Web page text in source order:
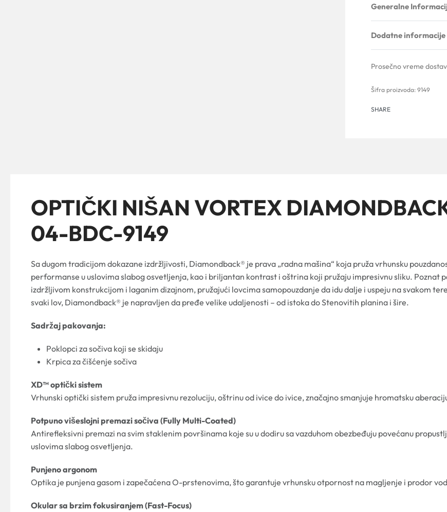
Generalne
Dodatne informacije
Prosečno vreme
9149
SHARE
OPTIČKI NIŠAN VORTEX
04-BDC-9149
Sa dugom tradicijom dokazane izdržljivosti, Diamondback® je prava „radna mašina“ koja pruža vrhunsku
performanse u uslovima slabog osvetljenja, kao i briljantan kontrast i oštrina koji pružaju impresivnu sliku. Poznat
izdržljivom konstrukcijom i laganim dizajnom, pružajući lovcima samopouzdanje da idu dalje i uspeju na svakom
svaki lov, Diamondback® je napravljen da pređe velike udaljenosti – od istoka do Stenovitih planina i šire.
Sadržaj pakovanja:
Poklopci za sočiva koji se skidaju
Krpica za čišćenje sočiva
XD™ optički sistem
Vrhunski optički sistem pruža impresivnu rezoluciju, oštrinu od ivice do ivice, značajno smanjuje hromatsku
Potpuno višeslojni premazi sočiva (Fully Multi-Coated)
Antirefleksivni premazi na svim staklenim površinama koje su u dodiru sa vazduhom obezbeđuju povećanu
uslovima slabog osvetljenja.
Punjeno argonom
Optika je punjena gasom i zapečaćena O-prstenovima, što garantuje vrhunsku otpornost na magljenje i prodor
Okular sa brzim fokusiranjem (Fast-Focus)